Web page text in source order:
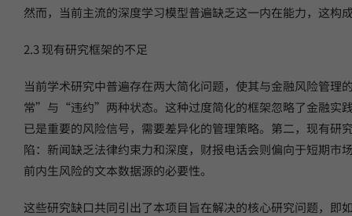
然而，当前主流的深度学习模型普遍缺乏这一内在能力，这构
2.3 现有研究框架的不足
当前学术研究中普遍存在两大简化问题，使其与金融风险管
常”与“违约”两种状态。这种过度简化的框架忽略了金融实
已是重要的风险信号，需要差异化的管理策略。第二，现有
陷：新闻缺乏法律约束力和深度，财报电话会则偏向于短期
前内生风险的文本数据源的必要性。
这些研究缺口共同引出了本项目旨在解决的核心研究问题，